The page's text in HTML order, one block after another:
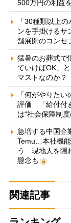
500万円の利益
「30種類以上
ンを手掛ける
舗展開のコンセ
猛暑のお葬式で
ていけばOK」
マストなのか？
「何がやりた
評価 「給付付
は“社会保障制
急増する中国企
Temu…本社機
う 現地人を隠
懸念も
関連記事